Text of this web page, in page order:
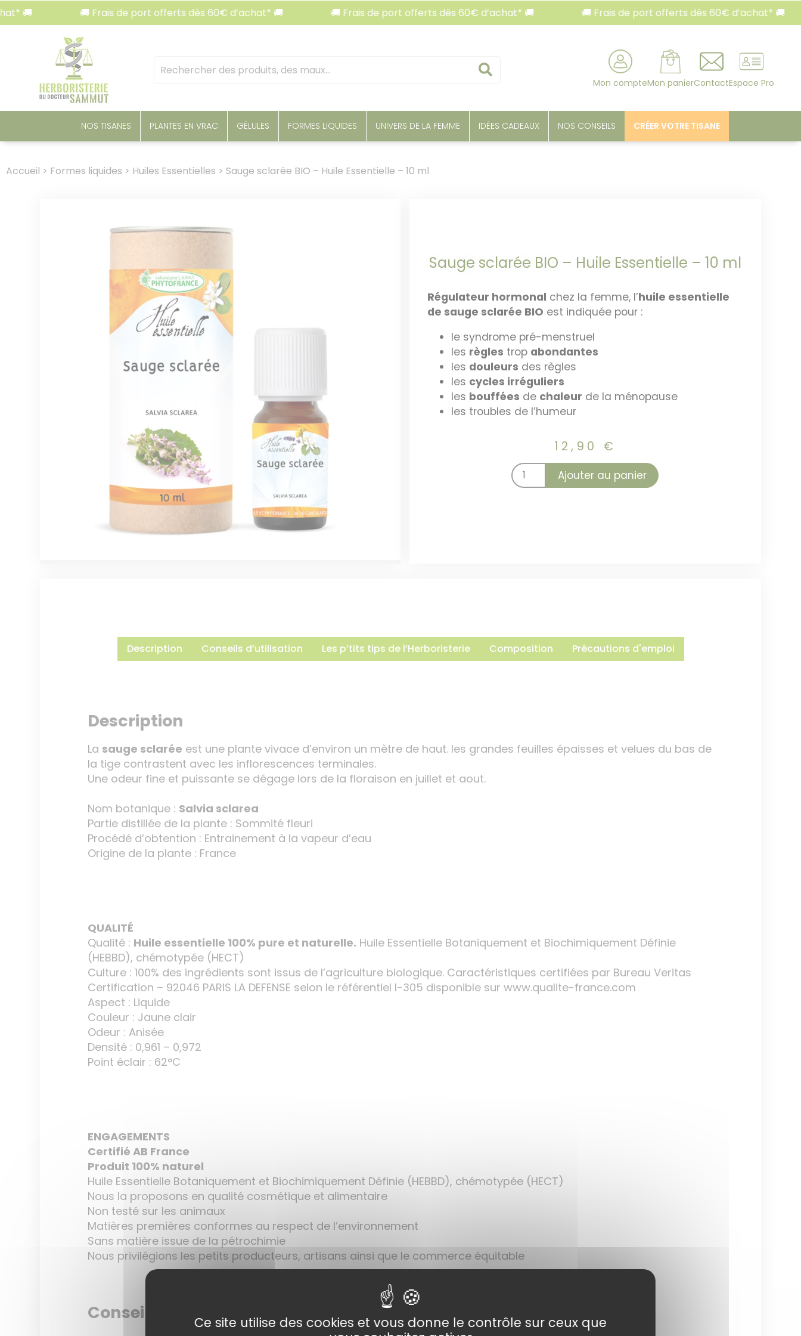
🚚 Frais de port offerts dès 60€ d’achat* 🚚 🚚 Frais de port offerts dès 60€ d’achat* 🚚 🚚 Frais de port offerts dès 60€ d’achat* 🚚
Mots
clés
Mon compteMon panierContactEspace Pro
NOS TISANES PLANTES EN VRAC GÉLULES FORMES LIQUIDES UNIVERS DE LA FEMME IDÉES CADEAUX NOS CONSEILS CRÉER VOTRE TISANE
Accueil > Formes liquides > Huiles Essentielles > Sauge sclarée BIO – Huile Essentielle – 10 ml
Sauge sclarée BIO – Huile Essentielle – 10 ml
Régulateur hormonal chez la femme, l’huile essentielle
de sauge sclarée BIO est indiquée pour :
le syndrome pré-menstruel
les règles trop abondantes
les douleurs des règles
les cycles irréguliers
les bouffées de chaleur de la ménopause
les troubles de l’humeur
12,90 €
Ajouter au panier
Description Conseils d’utilisation Les p’tits tips de l’Herboristerie Composition Précautions d'emploi
Description
La sauge sclarée est une plante vivace d’environ un mètre de haut. les grandes feuilles épaisses et velues du bas de
la tige contrastent avec les inflorescences terminales.
Une odeur fine et puissante se dégage lors de la floraison en juillet et aout.
Nom botanique : Salvia sclarea
Partie distillée de la plante : Sommité fleuri
Procédé d’obtention : Entrainement à la vapeur d’eau
Origine de la plante : France
QUALITÉ
Qualité : Huile essentielle 100% pure et naturelle. Huile Essentielle Botaniquement et Biochimiquement Définie
(HEBBD), chémotypée (HECT)
Culture : 100% des ingrédients sont issus de l’agriculture biologique. Caractéristiques certifiées par Bureau Veritas
Certification – 92046 PARIS LA DEFENSE selon le référentiel I-305 disponible sur www.qualite-france.com
Aspect : Liquide
Couleur : Jaune clair
Odeur : Anisée
Densité : 0,961 – 0,972
Point éclair : 62°C
ENGAGEMENTS
Certifié AB France
Produit 100% naturel
Huile Essentielle Botaniquement et Biochimiquement Définie (HEBBD), chémotypée (HECT)
Nous la proposons en qualité cosmétique et alimentaire
Non testé sur les animaux
Matières premières conformes au respect de l’environnement
Sans matière issue de la pétrochimie
Nous privilégions les petits producteurs, artisans ainsi que le commerce équitable
Conseils d’utilisation
Panneau de gestion des cookies
Ce site utilise des cookies et vous donne le contrôle sur ceux que